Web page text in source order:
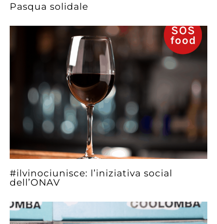
Pasqua solidale
#ilvinociunisce: l’iniziativa social
dell’ONAV